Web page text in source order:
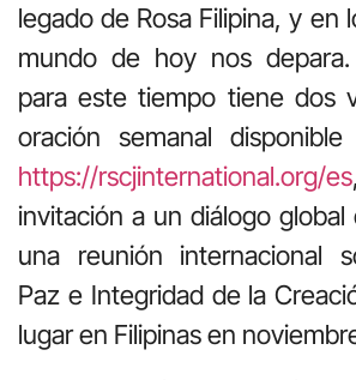
legado de Rosa Filipina, y en
mundo de hoy nos
para este tiempo tiene dos
oración semanal
https://rscjinternational.org/es
invitación a un diálogo
una reunión internacional
Paz e Integridad de la
lugar en Filipinas en